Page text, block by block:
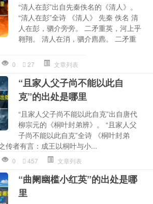
“清人在彭”出自先秦佚名的《清人》。
“清人在彭”全诗 《清人》 先秦 佚名 清
人在彭，驷介旁旁。 二矛重英，河上乎
翱翔。 清人在消，驷介麃麃。 二矛重
0 27 文章列表
“且家人父子尚不能以此自
克”的出处是哪里
“且家人父子尚不能以此自克”出自唐代
柳宗元的《桐叶封弟辨》。 “且家人父
子尚不能以此自克”全诗 《桐叶封弟
传者有言：成王以桐叶与小...
0 457 文章列表
“曲阑幽槛小红英”的出处是哪
里